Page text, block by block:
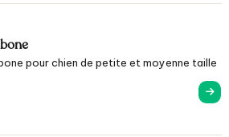
pour chien de petite et moyenne taille